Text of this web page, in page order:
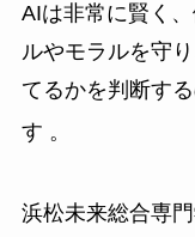
AIは非常に賢く
ルやモラルを守
てるかを判断す
す 。
浜松未来総合専